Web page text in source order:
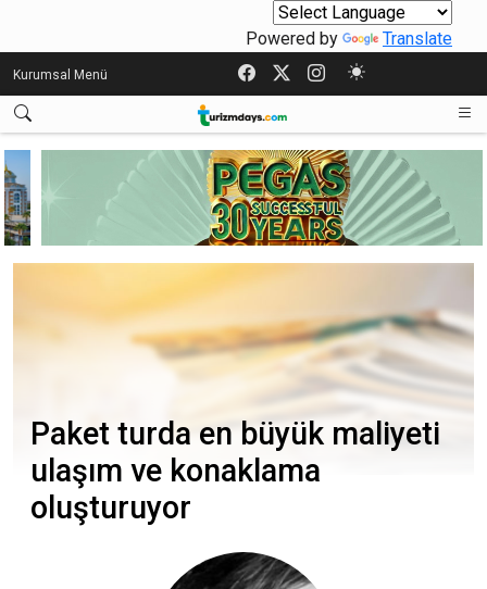
Powered by Translate
Kurumsal Menü
Paket turda en büyük maliyeti
ulaşım ve konaklama
oluşturuyor